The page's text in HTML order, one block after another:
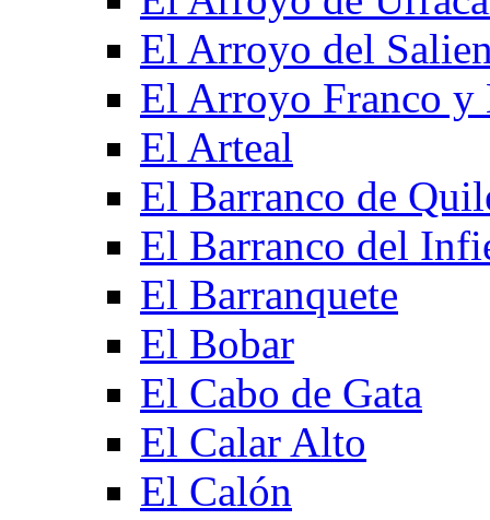
El Arroyo del
El Arroyo Franco y
El Arteal
El Barranco de
El Barranco del
El Barranquete
El Bobar
El Cabo de Gata
El Calar Alto
El Calón